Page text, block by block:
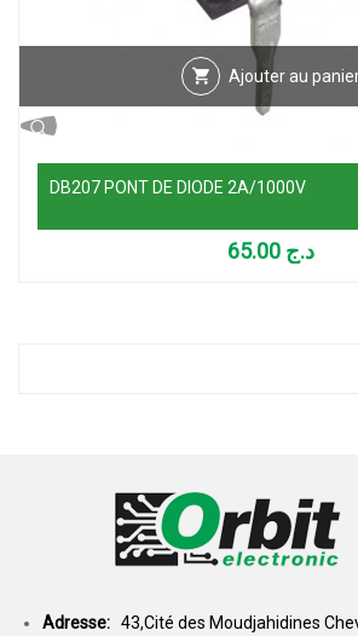
Ajouter au
DB207 PONT DE DIODE 2A/1000V
د.ج
Adresse: 43,Cité des Moudjahidines